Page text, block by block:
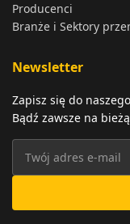
Producenci
Branże i Sektory
Newsletter
Zapisz się do
Bądź zawsze na